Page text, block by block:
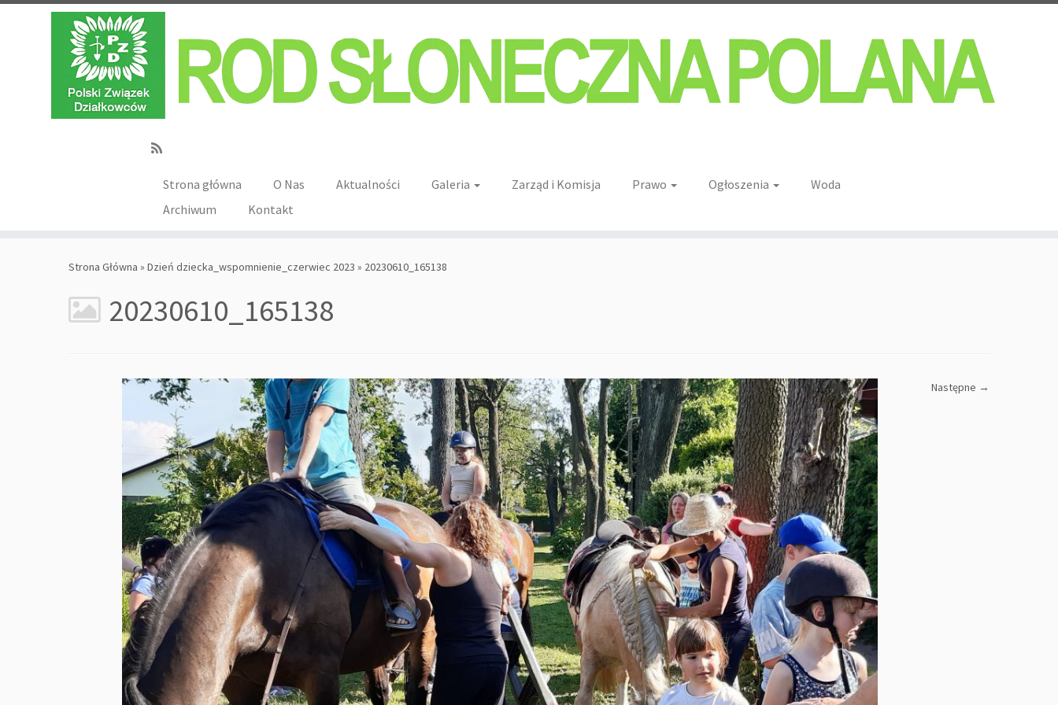
Strona główna O Nas Aktualności Galeria Zarząd i Komisja Prawo Ogłoszenia
Woda
Archiwum
Kontakt
Strona Główna » Dzień dziecka_wspomnienie_czerwiec 2023 » 20230610_165138
20230610_165138
Następne →